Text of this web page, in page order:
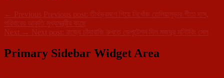
← Previous Previous post:
তীর্থভ্রমণে গিয়ে নিখোঁজ তেলিয়ামুড়ার গীতা দাস,
পরিবারের আকুতি মুখ্যমন্ত্রীর কাছে
Next → Next post: রাজ্যে চাঁদাবাজি রুখতে ডেপুটেশন দিল মজদুর মনিটরিং সেল
Primary Sidebar Widget Area